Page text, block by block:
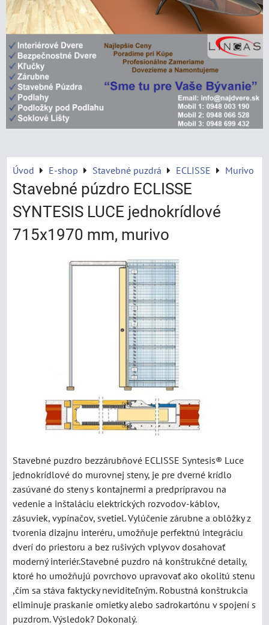
Úvod E-shop Stavebné puzdrá ECLISSE Murivo
Stavebné púzdro ECLISSE
SYNTESIS LUCE jednokrídlové
715x1970 mm, murivo
Stavebné puzdro bezzárubňové ECLISSE Syntesis® Luce
jednokrídlové do murovnej steny, je pre dverné krídlo
zasúvané do steny s kontajnermi a predprípravou na
vedenie a inštaláciu elektrických rozvodov-káblov,
zásuviek, vypínačov, svetiel. Vylúčenie zárubne a oblôžky z
tvorenia dizajnu interéru, umožňuje perfektnú integráciu
dverí do priestoru a bez rušivých vplyvov dosahovať
moderný interiér.Stavebné puzdro ná konštrukčné detaily,
ktoré ho umožňujú povrchovo upravovať ako okolitú stenu
,čím sa stáva faktycky neviditeľným. Robustná konštrukcia
eliminuje praskanie omietky alebo sadrokartónu v spojení s
puzdrom. Výsledok? Dokonalý.